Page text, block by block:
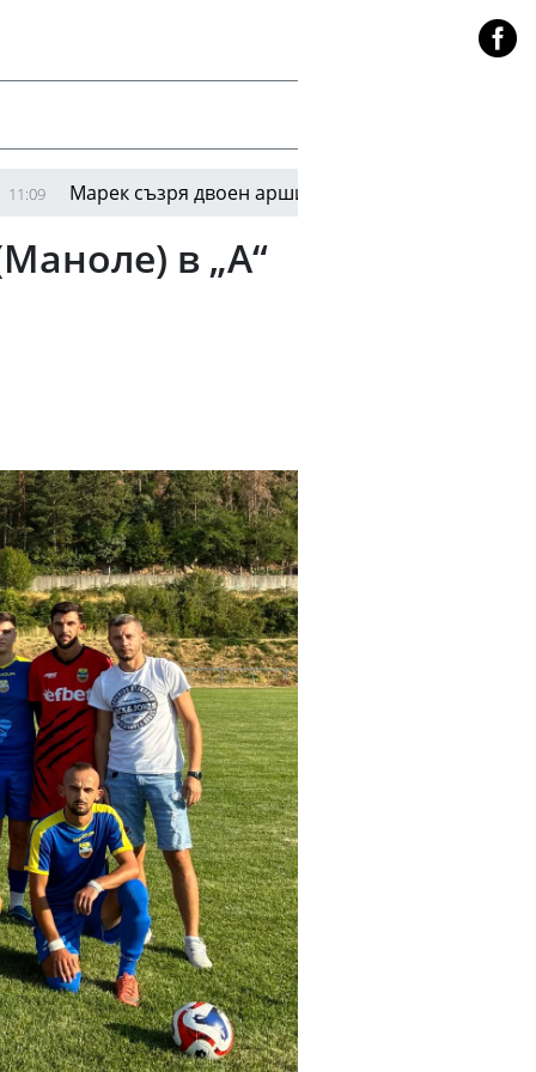
съзря двоен аршин 11:04
в „А“